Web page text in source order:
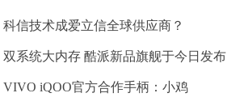
科信技术成爱立信全球供应商？
双系统大内存 酷派新品旗舰于今日发布
VIVO iQOO官方合作手柄：小鸡